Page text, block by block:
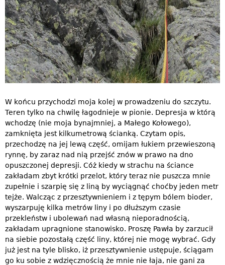
W końcu przychodzi moja kolej w prowadzeniu do szczytu.
Teren tylko na chwilę łagodnieje w pionie. Depresja w którą
wchodzę (nie moja bynajmniej, a Małego Kołowego),
zamknięta jest kilkumetrową ścianką. Czytam opis,
przechodzę na jej lewą część, omijam łukiem przewieszoną
rynnę, by zaraz nad nią przejść znów w prawo na dno
opuszczonej depresji. Cóż kiedy w strachu na ściance
zakładam zbyt krótki przelot, który teraz nie puszcza mnie
zupełnie i szarpię się z liną by wyciągnąć choćby jeden metr
tejże. Walcząc z przesztywnieniem i z tępym bólem bioder,
wyszarpuję kilka metrów liny i po dłuższym czasie
przekleństw i ubolewań nad własną nieporadnością,
zakładam upragnione stanowisko. Proszę Pawła by zarzucił
na siebie pozostałą część liny, której nie mogę wybrać. Gdy
już jest na tyle blisko, iż przesztywnienie ustępuje, ściągam
go ku sobie z wdzięcznością że mnie nie łaja, nie gani za